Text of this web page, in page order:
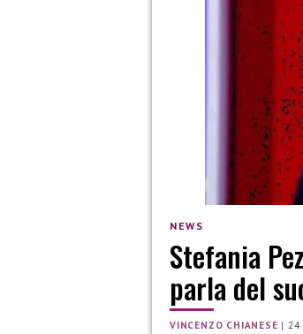
NEWS
Stefania
parla del
VINCENZO CHIANESE |24